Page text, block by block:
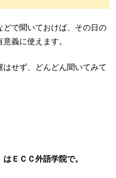
で聞いておけば、その日の
義に使えます。
せず、どんどん聞いてみて
ＥＣＣ外語学院で。